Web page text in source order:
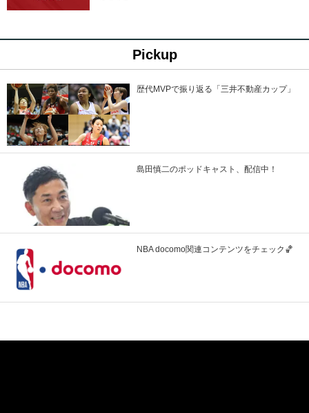
Pickup
歴代MVPで振り返る「三井不動産カップ」
島田慎二のポッドキャスト、配信中！
NBA docomo関連コンテンツをチェック🏀